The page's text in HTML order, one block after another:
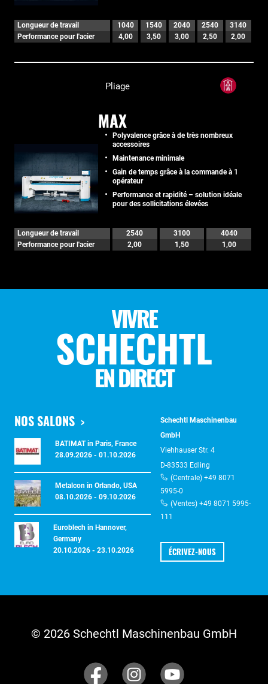
Longueur de travail 1040 1540 2040 2540
3140
Performance pour l'acier
4,00 3,50 3,00 2,50 2,00
Pliage
MAX
Polyvalence grâce à de très nombreux
accessoires
Maintenance minimale
Gain de temps grâce à la commande à 1
opérateur
Performance et rapidité – solution idéale
pour des sollicitations élevées
Longueur de travail 2540 3100
4040
Performance pour l'acier
2,00 1,50 1,00
VIVRE
SCHECHTL
EN DIRECT
NOS SALONS
BATIMAT in Paris, France
28.09.2026 - 01.10.2026
Metalcon in Orlando, USA
08.10.2026 - 09.10.2026
Euroblech in Hannover,
Germany
20.10.2026 - 23.10.2026
Schechtl Maschinenbau
GmbH
Viehhauser Str. 4
D-83533 Edling
(Centrale) +49 8071
5995-0
(Ventes) +49 8071 5995-
111
ÉCRIVEZ-NOUS
© 2026 Schechtl Maschinenbau GmbH